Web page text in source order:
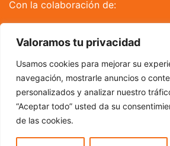
Valoramos tu privacidad
Usamos cookies para mejorar su
navegación, mostrarle anuncios o
personalizados y analizar nuestro
“Aceptar todo” usted da su
de las cookies.
Con la colaboración de: